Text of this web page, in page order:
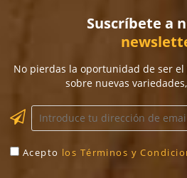
Suscríbete a
No pierdas la oportunidad de ser
sobre nuevas
Acepto los Términos y